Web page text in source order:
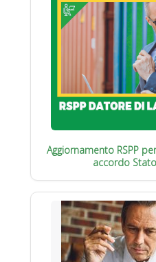
Aggiornamento RSPP
accordo